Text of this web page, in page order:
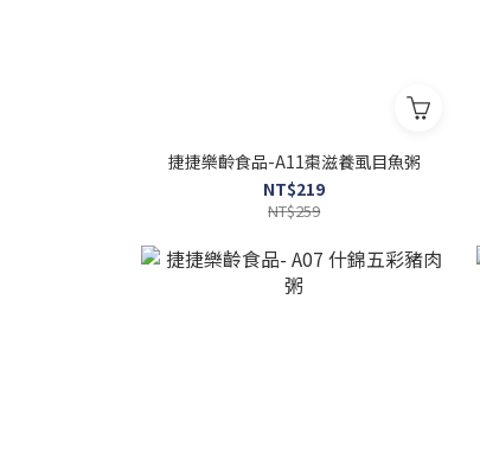
捷捷樂齡食品-A11棗滋養虱目魚粥
NT$219
NT$259